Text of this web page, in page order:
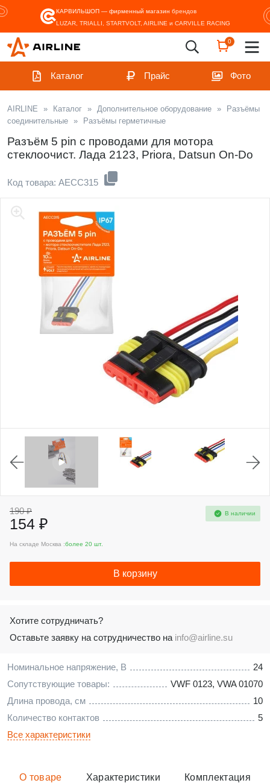
КАРВИЛЬШОП — фирменный магазин брендов
LUZAR, TRIALLI, STARTVOLT, AIRLINE и CARVILLE RACING
0
Каталог Прайс Фото
AIRLINE » Каталог » Дополнительное оборудование »
Разъёмы
соединительные » Разъёмы герметичные
Разъём 5 pin с проводами для мотора
стеклоочист. Лада 2123, Priora, Datsun On-Do
Код товара: AECC315
Номинальное напряжение, В
24
Сопутствующие товары:
VWF 0123, VWA 01070
Длина провода, см
10
Количество контактов
5
Все характеристики
190 ₽
154 ₽
В наличии
На складе Москва :более 20 шт.
В корзину
Хотите сотрудничать?
Оставьте заявку на сотрудничество на info@airline.su
О товаре Характеристики Комплектация